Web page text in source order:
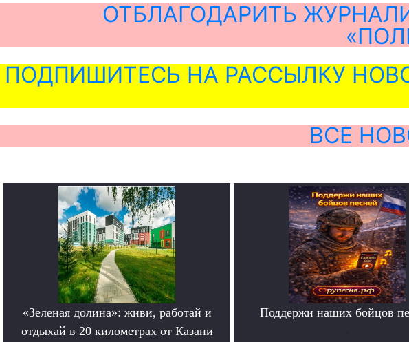
ОТБЛАГОДАРИТЬ
ПОДПИШИТЕСЬ НА РАССЫЛКУ
ВСЕ
«Зеленая долина»: живи, работай и
отдыхай в 20 километрах от Казани
Поддержи наших бойцов